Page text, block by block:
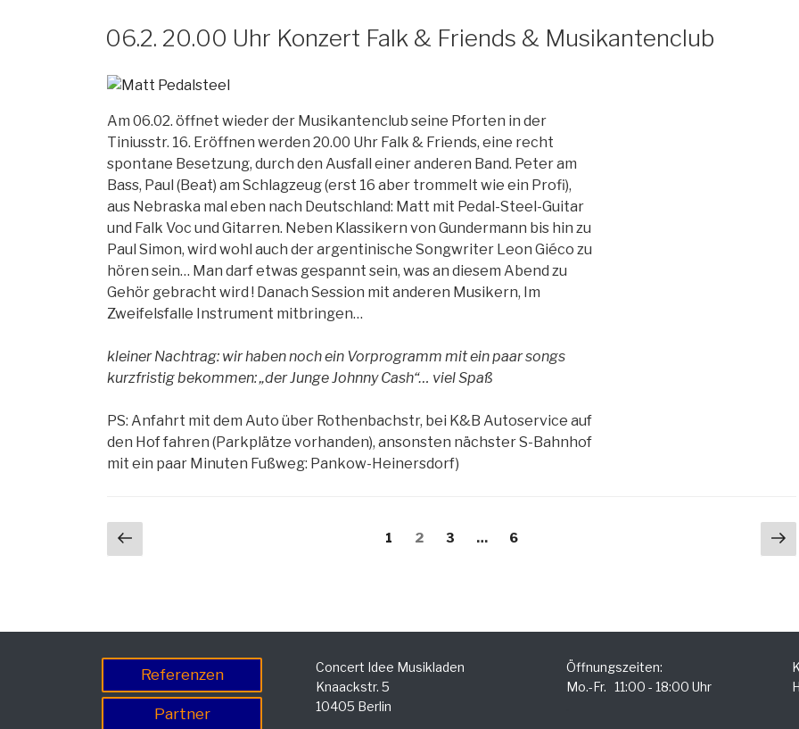
06.2. 20.00 Uhr Konzert Falk & Friends & Musikantenclub
Am 06.02. öffnet wieder der Musikantenclub seine Pforten in der
Tiniusstr. 16. Eröffnen werden 20.00 Uhr Falk & Friends, eine recht
spontane Besetzung, durch den Ausfall einer anderen Band. Peter am
Bass, Paul (Beat) am Schlagzeug (erst 16 aber trommelt wie ein Profi),
aus Nebraska mal eben nach Deutschland: Matt mit Pedal-Steel-Guitar
und Falk Voc und Gitarren. Neben Klassikern von Gundermann bis hin zu
Paul Simon, wird wohl auch der argentinische Songwriter Leon Giéco zu
hören sein… Man darf etwas gespannt sein, was an diesem Abend zu
Gehör gebracht wird ! Danach Session mit anderen Musikern, Im
Zweifelsfalle Instrument mitbringen…
kleiner Nachtrag: wir haben noch ein Vorprogramm mit ein paar songs
kurzfristig bekommen: „der Junge Johnny Cash“… viel Spaß
PS: Anfahrt mit dem Auto über Rothenbachstr, bei K&B Autoservice auf
den Hof fahren (Parkplätze vorhanden), ansonsten nächster S-Bahnhof
mit ein paar Minuten Fußweg: Pankow-Heinersdorf)
Beitragsnavigation
Seite
Seite
1 Seite
2 Seite
3 … Seite
6
Referenzen
Partner
Concert Idee Musikladen
Knaackstr. 5
10405 Berlin
Öffnungszeiten:
Mo.-Fr. 11:00 - 18:00 Uhr